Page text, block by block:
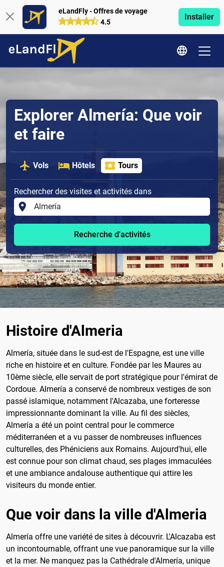
eLandFly - Offres de voyage
4.5
Installer
Explorer Almería: Que voir
et faire
Vols Hôtels Tours
Rechercher des visites et activités dans
Recherche d'activités
Histoire d'Almeria
Almería, située dans le sud-est de l'Espagne, est une ville
riche en histoire et en culture. Fondée par les Maures au
10ème siècle, elle servait de port stratégique pour l'émirat de
Cordoue. Almería a conservé de nombreux vestiges de son
passé islamique, notamment l'Alcazaba, une forteresse
impressionnante dominant la ville. Au fil des siècles,
Almería a été un point central pour le commerce
méditerranéen et a vu passer de nombreuses influences
culturelles, des Phéniciens aux Romains. Aujourd'hui, elle
est connue pour son climat chaud, ses plages immaculées
et une ambiance andalouse authentique qui attire les
visiteurs du monde entier.
Que voir dans la ville d'Almeria
Almería offre une variété de sites à découvrir. L'Alcazaba est
un incontournable, offrant une vue panoramique sur la ville
et la mer. Ne manquez pas la Cathédrale d'Almería, unique